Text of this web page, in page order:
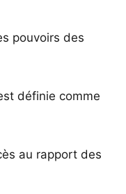
pouvoirs des
définie comme
au rapport des